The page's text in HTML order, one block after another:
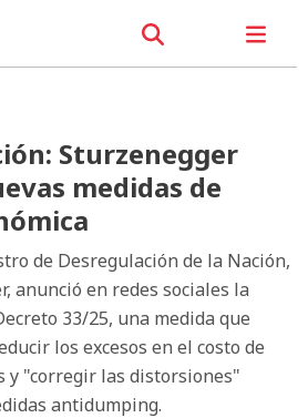
Sturzenegger
medidas de
de Desregulación de la Nación,
anunció en redes sociales la
33/25, una medida que
los excesos en el costo de
y "corregir las distorsiones"
antidumping.